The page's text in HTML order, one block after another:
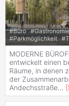
#Büro #
#Parkmöglichkeit #
MODERNE
entwickelt einen
Räume, in denen
der
Andechsstraße... [